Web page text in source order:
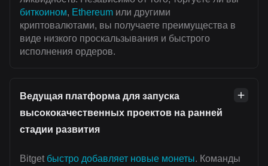
биткоином, Ethereum или другими
криптовалютами, вы получаете преимущества в
виде низкого проскальзывания и быстрого
исполнения ордеров.
Ведущая платформа для запуска
высококачественных проектов на ранней
стадии развития
Bitget быстро добавляет новые монеты. Команды